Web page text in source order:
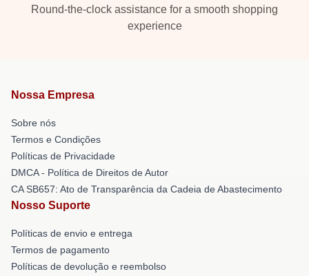
Round-the-clock assistance for a smooth shopping
experience
Nossa Empresa
Sobre nós
Termos e Condições
Políticas de Privacidade
DMCA - Política de Direitos de Autor
CA SB657: Ato de Transparência da Cadeia de Abastecimento
Nosso Suporte
Políticas de envio e entrega
Termos de pagamento
Políticas de devolução e reembolso